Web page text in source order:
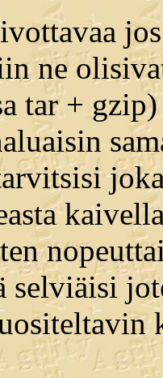
ne
tar +
selviäisi